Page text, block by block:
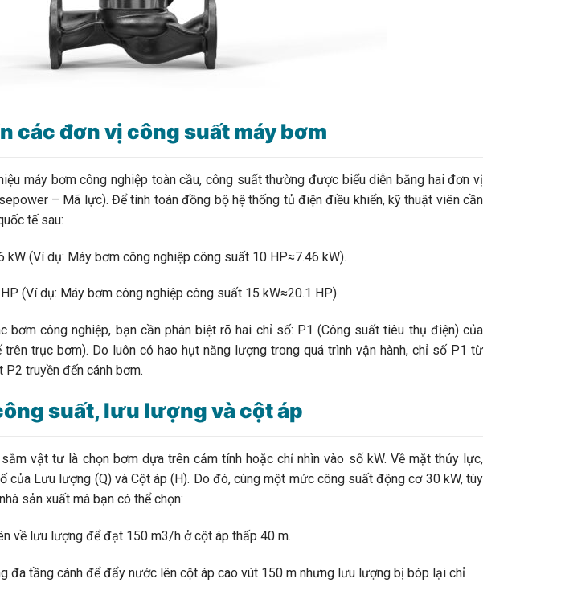
các đơn vị công suất máy bơm
máy bơm công nghiệp toàn cầu, công suất thường được biểu diễn bằng hai đơn vị
– Mã lực). Để tính toán đồng bộ hệ thống tủ điện điều khiển, kỹ thuật viên cần
tế sau:
(Ví dụ: Máy bơm công nghiệp công suất 10 HP≈7.46 kW).
(Ví dụ: Máy bơm công nghiệp công suất 15 kW≈20.1 HP).
công nghiệp, bạn cần phân biệt rõ hai chỉ số: P1​ (Công suất tiêu thụ điện) của
trục bơm). Do luôn có hao hụt năng lượng trong quá trình vận hành, chỉ số P1​ từ
truyền đến cánh bơm.
suất, lưu lượng và cột áp
vật tư là chọn bơm dựa trên cảm tính hoặc chỉ nhìn vào số kW. Về mặt thủy lực,
của Lưu lượng (Q) và Cột áp (H). Do đó, cùng một mức công suất động cơ 30 kW, tùy
sản xuất mà bạn có thể chọn:
lưu lượng để đạt 150 m3/h ở cột áp thấp 40 m.
tầng cánh để đẩy nước lên cột áp cao vút 150 m nhưng lưu lượng bị bóp lại chỉ